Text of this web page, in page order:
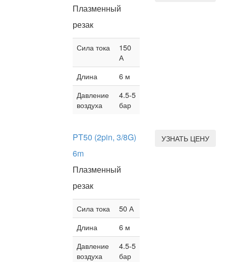
Плазменный
резак
Сила тока
150
А
Длина
6 м
Давление
воздуха
4.5-5
бар
PT50 (2pin, 3/8G)
6m
Плазменный
резак
Сила тока
50 А
Длина
6 м
Давление
воздуха
4.5-5
бар
УЗНАТЬ ЦЕНУ